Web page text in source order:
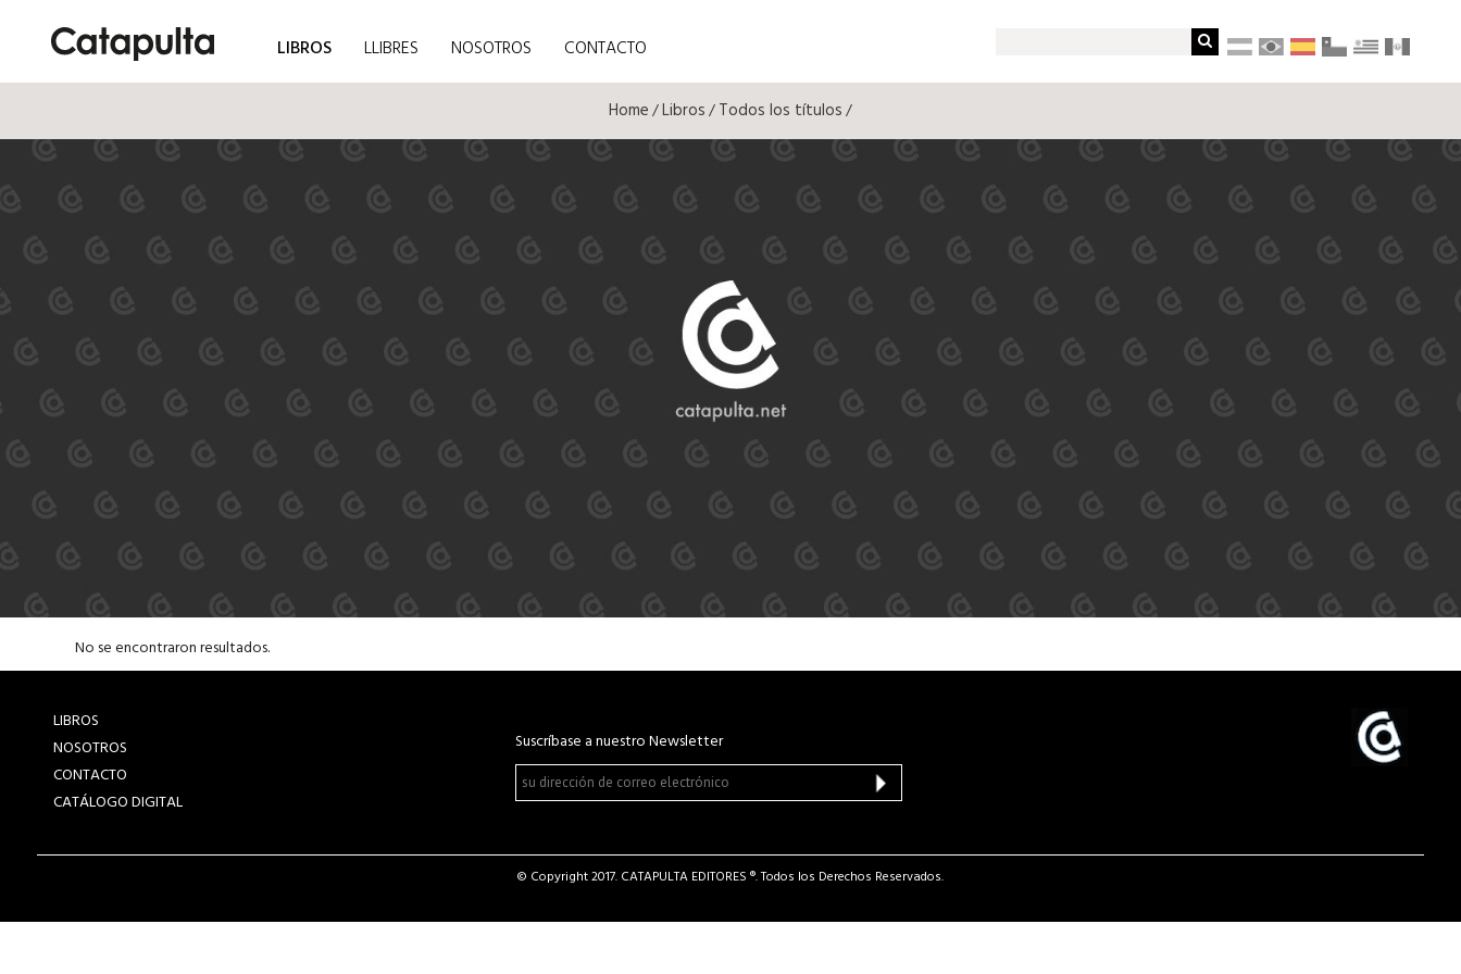
LIBROS LLIBRES NOSOTROS CONTACTO
Home/Libros/Todos los títulos/
No se encontraron resultados.
LIBROS
NOSOTROS
CONTACTO
CATÁLOGO DIGITAL
Suscríbase a nuestro Newsletter
© Copyright 2017. CATAPULTA EDITORES ®. Todos los Derechos Reservados.